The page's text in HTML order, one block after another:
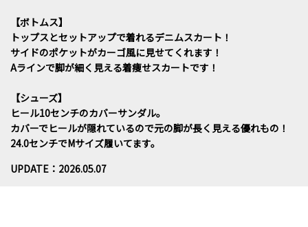
【ボトムス】
トップスとセットアップで着れるデニムスカート！
サイドのポケットがカーゴ風に見せてくれます！
Aラインで脚が細く見える着痩せスカートです！
【シューズ】
ヒール10センチのカバーサンダル。
カバーでヒールが隠れているので元の脚が長く見える優れもの！
24.0センチでMサイズ履いてます。
UPDATE：2026.05.07